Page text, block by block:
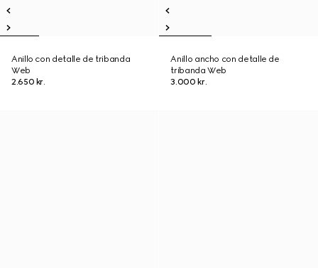
Anillo con detalle de tribanda
Web
2.650 kr.
Anillo ancho con detalle de
tribanda Web
3.000 kr.